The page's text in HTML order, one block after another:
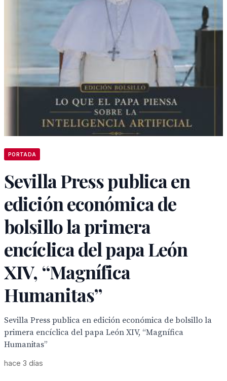
PORTADA
Sevilla Press publica en
edición económica de
bolsillo la primera
encíclica del papa León
XIV, “Magnífica
Humanitas”
Sevilla Press publica en edición económica de bolsillo la
primera encíclica del papa León XIV, “Magnífica
Humanitas”
hace 3 días